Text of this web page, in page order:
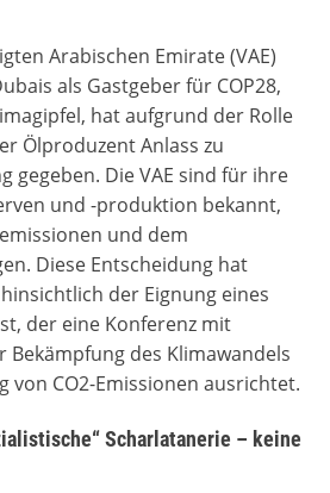
Arabischen Emirate (VAE)
als Gastgeber für COP28,
hat aufgrund der Rolle
Ölproduzent Anlass zu
gegeben. Die VAE sind für ihre
und -produktion bekannt,
und dem
Diese Entscheidung hat
der Eignung eines
der eine Konferenz mit
Bekämpfung des Klimawandels
von CO2-Emissionen ausrichtet.
Scharlatanerie – keine